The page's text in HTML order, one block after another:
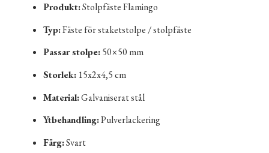
Produkt:Stolpfäste Flamingo
Typ:Fäste för staketstolpe / stolpfäste
Passar stolpe:50×50 mm
Storlek:15x2x4,5 cm
Material:Galvaniserat stål
Ytbehandling:Pulverlackering
Färg:Svart